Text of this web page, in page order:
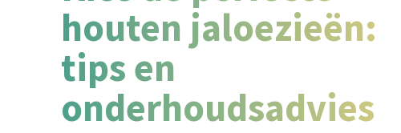
houten jaloezieën:
tips en
onderhoudsadvies